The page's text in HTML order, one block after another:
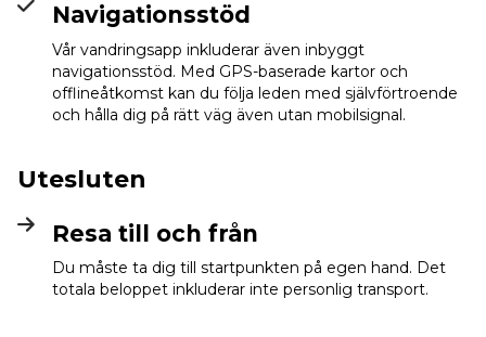
Navigationsstöd
Vår vandringsapp inkluderar även inbyggt
navigationsstöd. Med GPS-baserade kartor och
offlineåtkomst kan du följa leden med självförtroende
och hålla dig på rätt väg även utan mobilsignal.
Utesluten
Resa till och från
Du måste ta dig till startpunkten på egen hand. Det
totala beloppet inkluderar inte personlig transport.